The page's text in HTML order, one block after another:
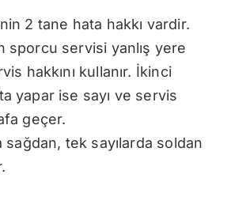
2 tane hata hakkı vardir.
sporcu servisi yanlış yere
hakkını kullanır. İkinci
yapar ise sayı ve servis
geçer.
sağdan, tek sayılarda soldan